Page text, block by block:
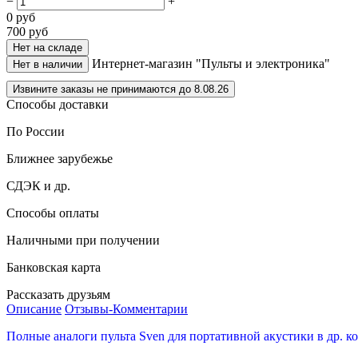
0 руб
700 руб
Нет на складе
Нет в наличии
Интернет-магазин "Пульты и электроника"
Извините заказы не принимаются до 8.08.26
Способы доставки
По России
Ближнее зарубежье
СДЭК и др.
Способы оплаты
Наличными при получении
Банковская карта
Рассказать друзьям
Описание Отзывы-Комментарии
Полные аналоги пульта Sven для портативной акустики в др.